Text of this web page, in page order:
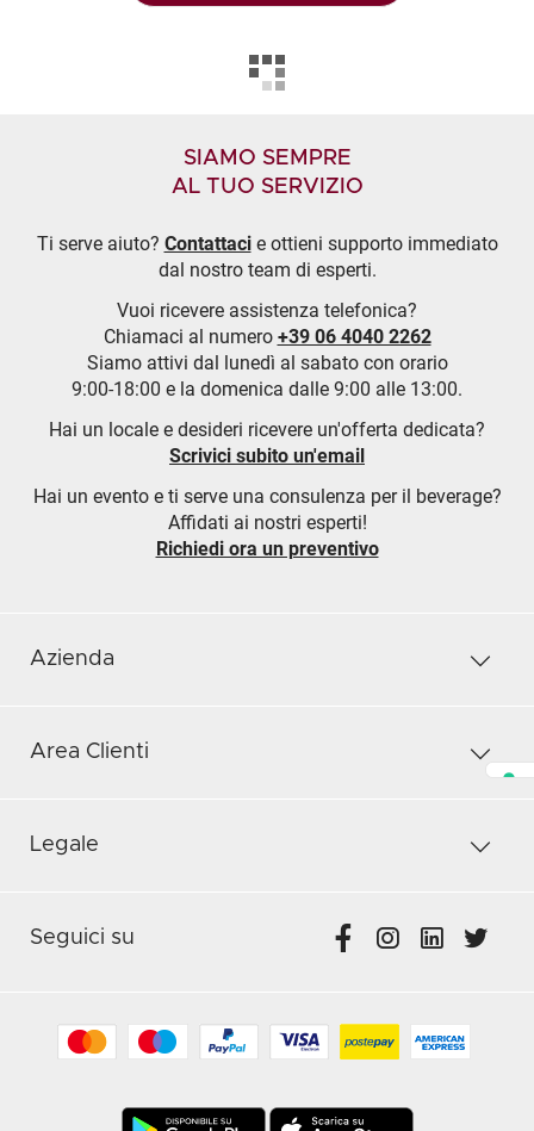
SIAMO SEMPRE
AL TUO SERVIZIO
Ti serve aiuto? Contattacie ottieni supporto immediato
dal nostro team di esperti.
Vuoi ricevere assistenza telefonica?
Chiamaci al numero +39 06 4040 2262
Siamo attivi dal lunedì al sabato con orario
9:00-18:00 e la domenica dalle 9:00 alle 13:00.
Hai un locale e desideri ricevere un'offerta dedicata?
Scrivici subito un'email
Hai un evento e ti serve una consulenza per il beverage?
Affidati ai nostri esperti!
Richiedi ora un preventivo
Azienda
Area Clienti
Legale
Seguici su